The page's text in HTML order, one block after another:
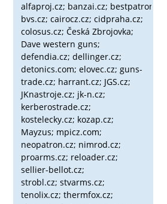
alfaproj.cz; banzai.cz; bestpatron.eu;
bvs.cz; cairocz.cz; cidpraha.cz;
colosus.cz; Česká Zbrojovka;
Dave western guns;
defendia.cz; dellinger.cz;
detonics.com; elovec.cz; guns-
trade.cz; harrant.cz; JGS.cz;
JKnastroje.cz; jk-n.cz;
kerberostrade.cz;
kostelecky.cz; kozap.cz;
Mayzus; mpicz.com;
neopatron.cz; nimrod.cz;
proarms.cz; reloader.cz;
sellier-bellot.cz;
strobl.cz; stvarms.cz;
tenolix.cz; thermfox.cz;